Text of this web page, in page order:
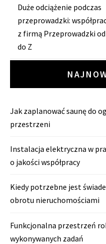
Zobacz
wpisy
Duże odciążenie podczas
przeprowadzki:
z firmą Przeprowadzki od
do Z
Jak zaplanować saunę do
przestrzeni
Instalacja elektryczna w
o jakości współpracy
Kiedy potrzebne jest
obrotu nieruchomościami
Funkcjonalna przestrzeń
wykonywanych zadań